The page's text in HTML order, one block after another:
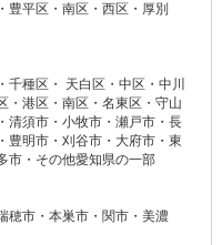
豊平区・南区・西区・厚別
種区・ 天白区・中区・中川
・港区・南区・名東区・守山
清須市・小牧市・瀬戸市・長
豊明市・刈谷市・大府市・東
市・その他愛知県の一部
穂市・本巣市・関市・美濃